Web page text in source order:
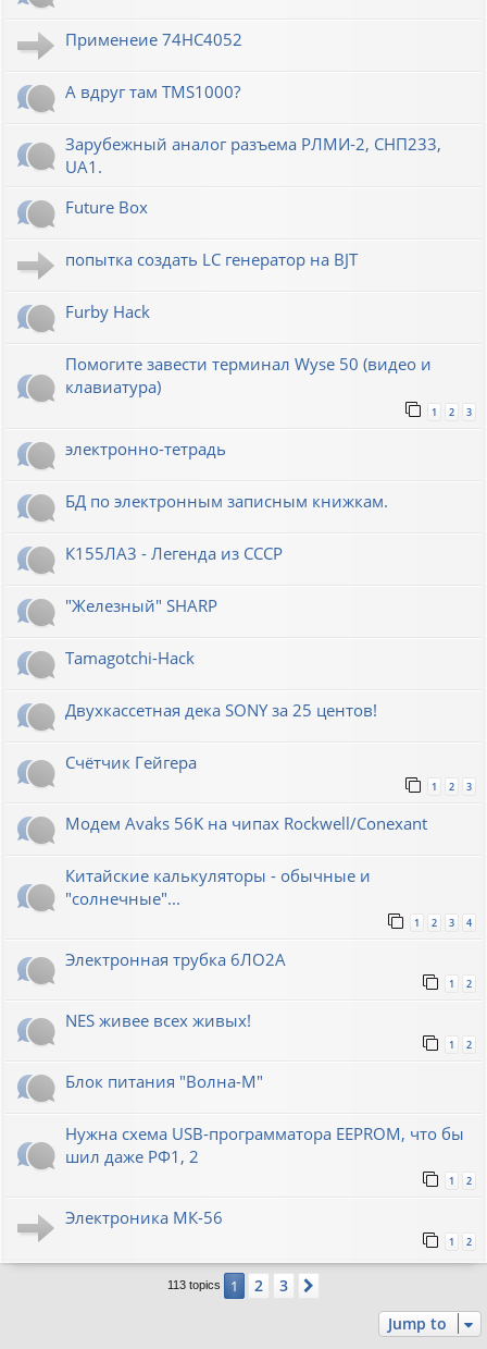
Применеие 74HC4052
А вдруг там TMS1000?
Зарубежный аналог разъема РЛМИ-2, СНП233,
UA1.
Future Box
попытка создать LC генератор на BJT
Furby Hack
Помогите завести терминал Wyse 50 (видео и
клавиатура)
1 2 3
электронно-тетрадь
БД по электронным записным книжкам.
К155ЛА3 - Легенда из СССР
"Железный" SHARP
Tamagotchi-Hack
Двухкассетная дека SONY за 25 центов!
Счётчик Гейгера
1 2 3
Модем Avaks 56K на чипах Rockwell/Conexant
Китайские калькуляторы - обычные и
"солнечные"...
1 2 3 4
Электронная трубка 6ЛО2А
1 2
NES живее всех живых!
1 2
Блок питания "Волна-М"
Нужна схема USB-программатора EEPROM, что бы
шил даже РФ1, 2
1 2
Электроника МК-56
1 2
113 topics 1 2 3
Jump to